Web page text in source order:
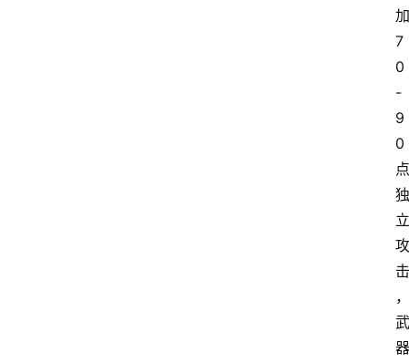
加
7
0
-
9
0
点
独
立
攻
击
，
武
器